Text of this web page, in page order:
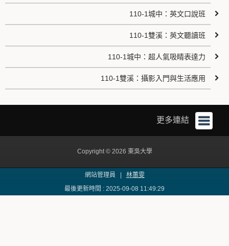
110-1城中：英文口說班
110-1雙溪：英文聽讀班
110-1城中：超人氣吸睛表達力
110-1雙溪：攝影入門與生活應用
更多連結
Copyright © 2026 東吳大學
網站管理員 | 林蕙雯
最後更新時間 : 2025-09-08 11:49:29